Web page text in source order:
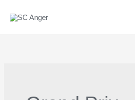
Inhalt